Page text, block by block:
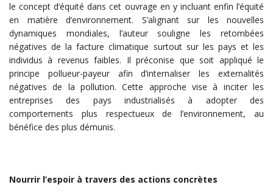
le concept d’équité dans cet ouvrage en y incluant enfin l’équité
en matière d’environnement. S’alignant sur les nouvelles
dynamiques mondiales, l’auteur souligne les retombées
négatives de la facture climatique surtout sur les pays et les
individus à revenus faibles. Il préconise que soit appliqué le
principe pollueur-payeur afin d’internaliser les externalités
négatives de la pollution. Cette approche vise à inciter les
entreprises des pays industrialisés à adopter des
comportements plus respectueux de l’environnement, au
bénéfice des plus démunis.
Nourrir l’espoir à travers des actions concrètes